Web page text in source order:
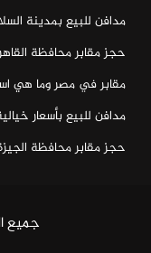
مدافن للبيع بمدينة
حجز مقابر محافظة القاهرة 2025 وكيفية اختيار المقبرة
مقابر في مصر وما هي
مدافن للبيع بأسعار
حجز مقابر محافظة الجيزة 2022 وأهم المميزات
جميع